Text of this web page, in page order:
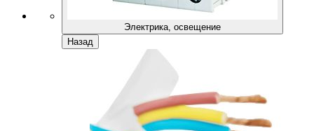
Электрика, освещение
Назад